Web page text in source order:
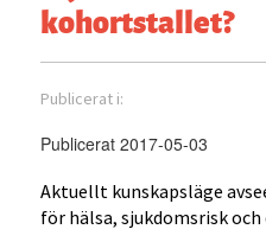
kohortstallet?
Publicerat i:
Publicerat 2017-05-03
Aktuellt kunskapsläge
för hälsa, sjukdomsrisk